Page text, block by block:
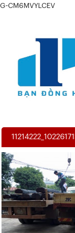
G-CM6MVYLCEV